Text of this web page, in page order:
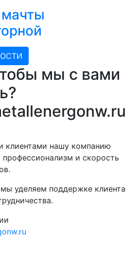
мы с вами
клиентами нашу компанию
профессионализм и скорость
уделяем поддержке клиента